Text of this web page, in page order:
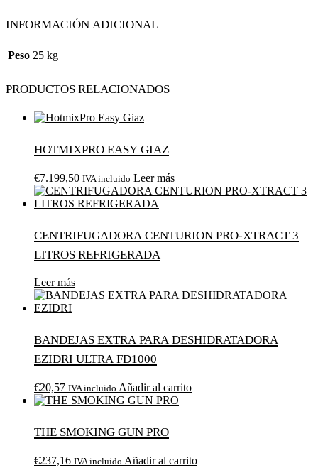
Información adicional
Peso 25 kg
Productos relacionados
HotmixPro Easy Giaz
€7.199,50 IVA incluido Leer más
Centrifugadora Centurion Pro-Xtract 3
litros Refrigerada
Leer más
Bandejas extra para deshidratadora
Ezidri Ultra FD1000
€20,57 IVA incluido Añadir al carrito
The Smoking Gun Pro
€237,16 IVA incluido Añadir al carrito